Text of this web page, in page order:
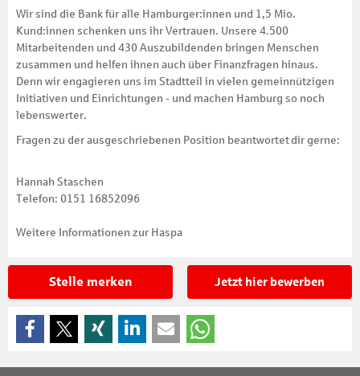
Wir sind die Bank für alle Hamburger:innen und 1,5 Mio.
Kund:innen schenken uns ihr Vertrauen. Unsere 4.500
Mitarbeitenden und 430 Auszubildenden bringen Menschen
zusammen und helfen ihnen auch über Finanzfragen hinaus.
Denn wir engagieren uns im Stadtteil in vielen gemeinnützigen
Initiativen und Einrichtungen - und machen Hamburg so noch
lebenswerter.
Fragen zu der ausgeschriebenen Position beantwortet dir gerne:
Hannah Staschen
Telefon: 0151 16852096
Weitere Informationen zur Haspa
Jetzt hier bewerben
Stelle merken